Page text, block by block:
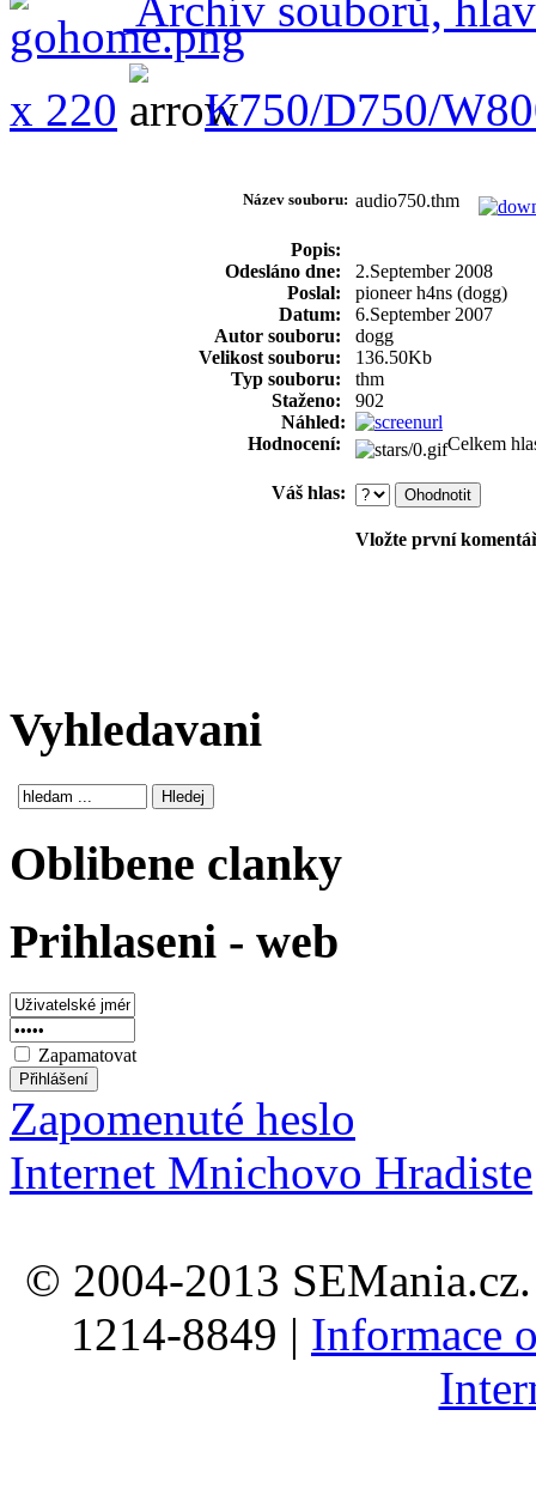
x 220
K750/D750/
Název souboru: audio750.thm
Popis:
Odesláno dne:
2.September 2008
Poslal:
pioneer h4ns (dogg)
Datum:
6.September 2007
Autor souboru:
dogg
Velikost souboru:
136.50Kb
Typ souboru:
thm
Staženo:
902
Náhled:
Hodnocení:
Celkem
Váš hlas:
Vložte první
Vyhledavani
Oblibene clanky
Prihlaseni - web
Zapamatovat
Zapomenuté heslo
Internet Mnichovo Hradiste
© 2004-2013
1214-8849 | Informace